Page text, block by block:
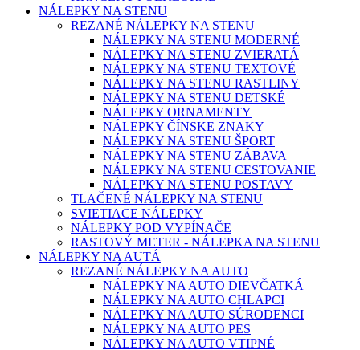
NÁLEPKY NA STENU
REZANÉ NÁLEPKY NA STENU
NÁLEPKY NA STENU MODERNÉ
NÁLEPKY NA STENU ZVIERATÁ
NÁLEPKY NA STENU TEXTOVÉ
NÁLEPKY NA STENU RASTLINY
NÁLEPKY NA STENU DETSKÉ
NÁLEPKY ORNAMENTY
NÁLEPKY ČÍNSKE ZNAKY
NÁLEPKY NA STENU ŠPORT
NÁLEPKY NA STENU ZÁBAVA
NÁLEPKY NA STENU CESTOVANIE
NÁLEPKY NA STENU POSTAVY
TLAČENÉ NÁLEPKY NA STENU
SVIETIACE NÁLEPKY
NÁLEPKY POD VYPÍNAČE
RASTOVÝ METER - NÁLEPKA NA STENU
NÁLEPKY NA AUTÁ
REZANÉ NÁLEPKY NA AUTO
NÁLEPKY NA AUTO DIEVČATKÁ
NÁLEPKY NA AUTO CHLAPCI
NÁLEPKY NA AUTO SÚRODENCI
NÁLEPKY NA AUTO PES
NÁLEPKY NA AUTO VTIPNÉ